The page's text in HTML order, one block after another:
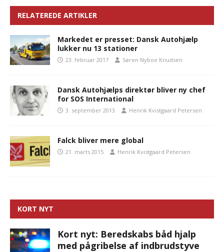
RELATEREDE ARTIKLER
Markedet er presset: Dansk Autohjælp
lukker nu 13 stationer
23. februar 2017 Søren Nyboe Knudsen
Dansk Autohjælps direktør bliver ny chef
for SOS International
3. september 2013 Henrik Kvistgaard Petersen
Falck bliver mere global
21. marts 2015 Henrik Kvistgaard Petersen
KORT NYT
Kort nyt: Beredskabs båd hjalp
med pågribelse af indbrudstyve